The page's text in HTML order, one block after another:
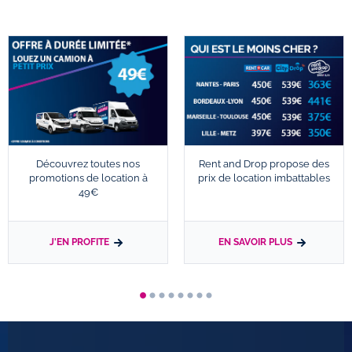
Découvrez toutes nos
promotions de location à
49€
J'EN PROFITE
Rent and Drop propose des
prix de location imbattables
EN SAVOIR PLUS